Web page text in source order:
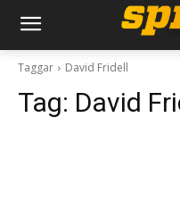
Taggar David Fridell
Tag: David